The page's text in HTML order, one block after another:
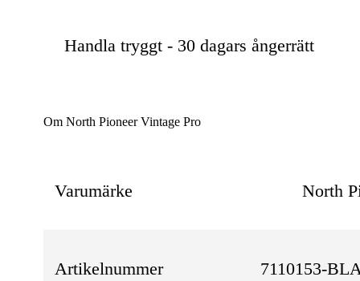
Handla tryggt - 30 dagars ångerrätt
Om North Pioneer Vintage Pro
Varumärke North
Artikelnummer 7110153-